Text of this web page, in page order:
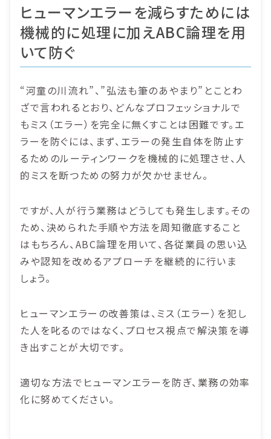
ヒューマンエラーを減らすためには
機械的に処理に加えABC論理を用
いて防ぐ
“河童の川流れ”、”弘法も筆のあやまり”とことわ
ざで言われるとおり、どんなプロフェッショナルで
もミス（エラー）を完全に無くすことは困難です。エ
ラーを防ぐには、まず、エラーの発生自体を防止す
るためのルーティンワークを機械的に処理させ、人
的ミスを断つための努力が欠かせません。
ですが、人が行う業務はどうしても発生します。その
ため、決められた手順や方法を周知徹底すること
はもちろん、ABC論理を用いて、各従業員の思い込
みや認知を改めるアプローチを継続的に行いま
しょう。
ヒューマンエラーの改善策は、ミス（エラー）を犯し
た人を叱るのではなく、プロセス視点で解決策を導
き出すことが大切です。
適切な方法でヒューマンエラーを防ぎ、業務の効率
化に努めてください。